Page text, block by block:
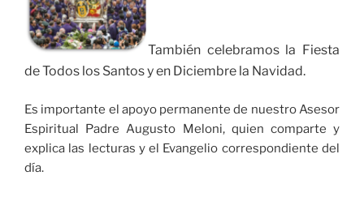
También celebramos la Fiesta
de Todos los Santos y en Diciembre la Navidad.
Es importante el apoyo permanente de nuestro Asesor
Espiritual Padre Augusto Meloni, quien comparte y
explica las lecturas y el Evangelio correspondiente del
día.